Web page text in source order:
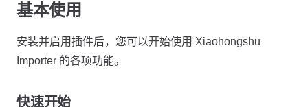
基本使用
安装并启用插件后，您可以开始使用 Xiaohongshu
Importer 的各项功能。
快速开始